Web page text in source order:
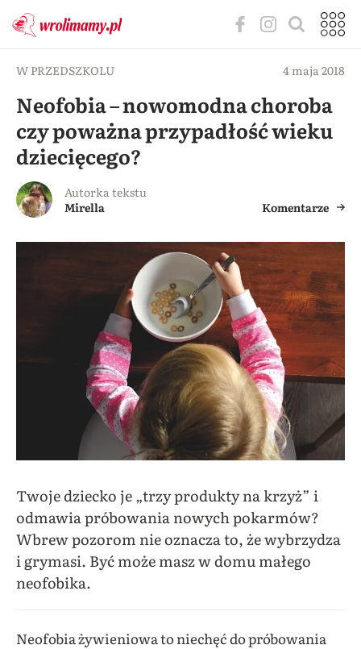
W PRZEDSZKOLU 4 maja 2018
Neofobia – nowomodna choroba
czy poważna przypadłość wieku
dziecięcego?
Autorka tekstu
Mirella
Komentarze
Twoje dziecko je „trzy produkty na krzyż” i
odmawia próbowania nowych pokarmów?
Wbrew pozorom nie oznacza to, że wybrzydza
i grymasi. Być może masz w domu małego
neofobika.
Neofobia żywieniowa to niechęć do próbowania